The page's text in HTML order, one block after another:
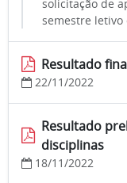
solicitação de
semestre letivo
Resultado
22/11/2022
Resultado
disciplinas
18/11/2022